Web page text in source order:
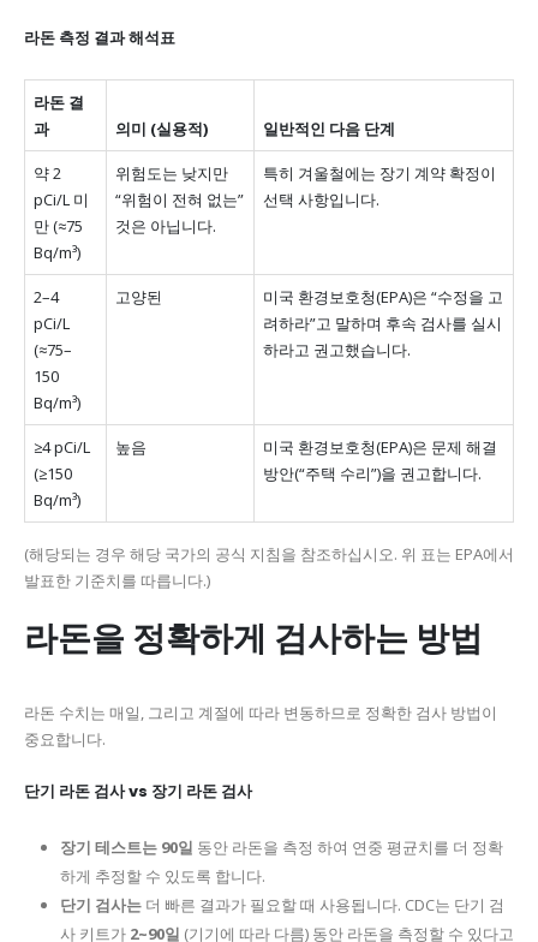
라돈 측정 결과 해석표
라돈 결
과
의미 (실용적) 일반적인 다음 단계
약 2
pCi/L 미
만 (≈75
Bq/m³)
위험도는 낮지만
“위험이 전혀 없는”
것은 아닙니다.
특히 겨울철에는 장기 계약 확정이
선택 사항입니다.
2–4
pCi/L
(≈75–
150
Bq/m³)
고양된
미국 환경보호청(EPA)은 “수정을 고
려하라”고 말하며 후속 검사를 실시
하라고 권고했습니다.
≥4 pCi/L
(≥150
Bq/m³)
높음
미국 환경보호청(EPA)은 문제 해결
방안(“주택 수리”)을 권고합니다.
(해당되는 경우 해당 국가의 공식 지침을 참조하십시오. 위 표는 EPA에서
발표한 기준치를 따릅니다.)
라돈을 정확하게 검사하는 방법
라돈 수치는 매일, 그리고 계절에 따라 변동하므로 정확한 검사 방법이
중요합니다.
단기 라돈 검사 vs 장기 라돈 검사
장기 테스트는 90일 동안 라돈을 측정 하여 연중 평균치를 더 정확
하게 추정할 수 있도록 합니다.
단기 검사는더 빠른 결과가 필요할 때 사용됩니다. CDC는 단기 검
사 키트가 2~90일 (기기에 따라 다름) 동안 라돈을 측정할 수 있다고